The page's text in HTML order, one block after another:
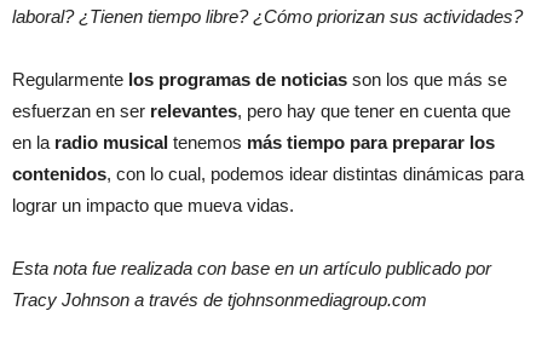
laboral? ¿Tienen tiempo libre? ¿Cómo priorizan sus actividades?
Regularmente los programas de noticias son los que más se
esfuerzan en ser relevantes, pero hay que tener en cuenta que
en la radio musical tenemos más tiempo para preparar los
contenidos, con lo cual, podemos idear distintas dinámicas para
lograr un impacto que mueva vidas.
Esta nota fue realizada con base en un artículo publicado por
Tracy Johnson a través de tjohnsonmediagroup.com